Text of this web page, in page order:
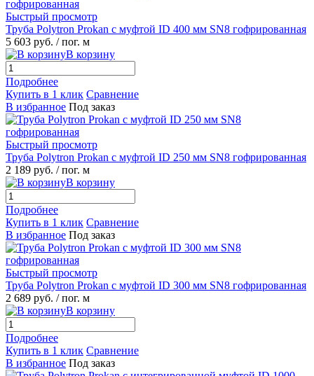
Быстрый просмотр
Труба Polytron Prokan с муфтой ID 400 мм SN8 гофрированная
5 603 руб. / пог. м
В корзину
Подробнее
Купить в 1 клик Сравнение
В избранное Под заказ
Быстрый просмотр
Труба Polytron Prokan с муфтой ID 250 мм SN8 гофрированная
2 189 руб. / пог. м
В корзину
Подробнее
Купить в 1 клик Сравнение
В избранное Под заказ
Быстрый просмотр
Труба Polytron Prokan с муфтой ID 300 мм SN8 гофрированная
2 689 руб. / пог. м
В корзину
Подробнее
Купить в 1 клик Сравнение
В избранное Под заказ